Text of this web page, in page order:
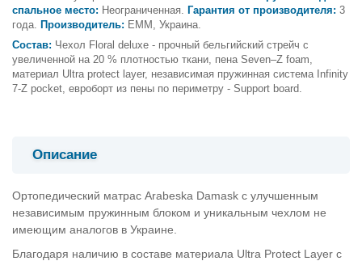
спальное место: Неограниченная. Гарантия от производителя: 3
года.
Производитель: ЕММ, Украина.
Состав: Чехол Floral deluxe - прочный бельгийский стрейч с
увеличенной на 20 % плотностью ткани, пена Seven–Z foam,
материал Ultra protect layer, независимая пружинная система Infinity
7-Z pocket, евроборт из пены по периметру - Support board.
Описание
Ортопедический матрас Arabeska Damask с улучшенным
независимым пружинным блоком и уникальным чехлом не
имеющим аналогов в Украине.
Благодаря наличию в составе материала Ultra Protect Layer с